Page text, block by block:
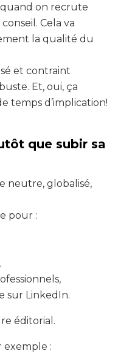
on recrute
Cela va
la qualité du
et contraint
Et, oui, ça
temps d’implication!
que subir sa
neutre, globalisé,
pour :
sur LinkedIn.
éditorial.
exemple :